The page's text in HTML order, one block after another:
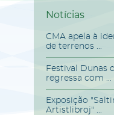
Notícias
CMA apela à
de terrenos ...
Festival Dunas
regressa com ...
Exposição
Artistlibroj" ...